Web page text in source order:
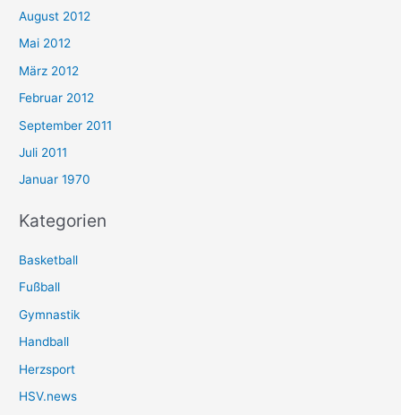
August 2012
Mai 2012
März 2012
Februar 2012
September 2011
Juli 2011
Januar 1970
Kategorien
Basketball
Fußball
Gymnastik
Handball
Herzsport
HSV.news